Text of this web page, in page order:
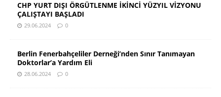
CHP YURT DIŞI ÖRGÜTLENME İKİNCİ YÜZYIL VİZYONU
ÇALIŞTAYI BAŞLADI
29.06.2024 0
Berlin Fenerbahçeliler Derneği’nden Sınır Tanımayan
Doktorlar’a Yardım Eli
28.06.2024 0